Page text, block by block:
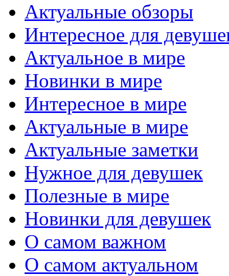
Актуальные обзоры
Интересное для
Актуальное в мире
Новинки в мире
Интересное в мире
Актуальные в мире
Актуальные заметки
Нужное для девушек
Полезные в мире
Новинки для девушек
О самом важном
О самом актуальном